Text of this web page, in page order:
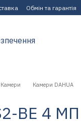
Обмін та гарантія
Камери
Камери DAHUA
BE 4